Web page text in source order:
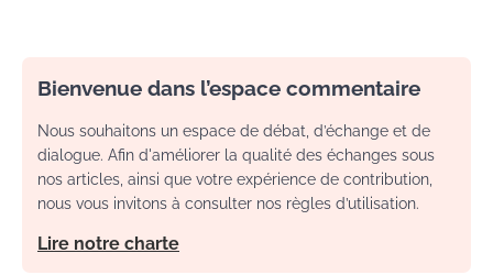
Bienvenue dans l’espace commentaire
Nous souhaitons un espace de débat, d’échange et de
dialogue. Afin d'améliorer la qualité des échanges sous
nos articles, ainsi que votre expérience de contribution,
nous vous invitons à consulter nos règles d’utilisation.
Lire notre charte